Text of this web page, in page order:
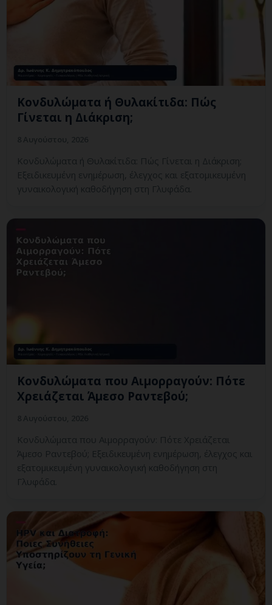
Κονδυλώματα ή Θυλακίτιδα: Πώς
Γίνεται η Διάκριση;
Κονδυλώματα ή Θυλακίτιδα: Πώς Γίνεται η Διάκριση;
Εξειδικευμένη ενημέρωση, έλεγχος και εξατομικευμένη
γυναικολογική καθοδήγηση στη Γλυφάδα.
Κονδυλώματα που Αιμορραγούν: Πότε
Χρειάζεται Άμεσο Ραντεβού;
Κονδυλώματα που Αιμορραγούν: Πότε Χρειάζεται
Άμεσο Ραντεβού; Εξειδικευμένη ενημέρωση, έλεγχος και
εξατομικευμένη γυναικολογική καθοδήγηση στη
Γλυφάδα.